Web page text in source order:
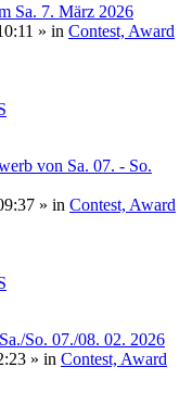
Sa. 7. März 2026
» in Contest, Award
von Sa. 07. - So.
» in Contest, Award
So. 07./08. 02. 2026
» in Contest, Award